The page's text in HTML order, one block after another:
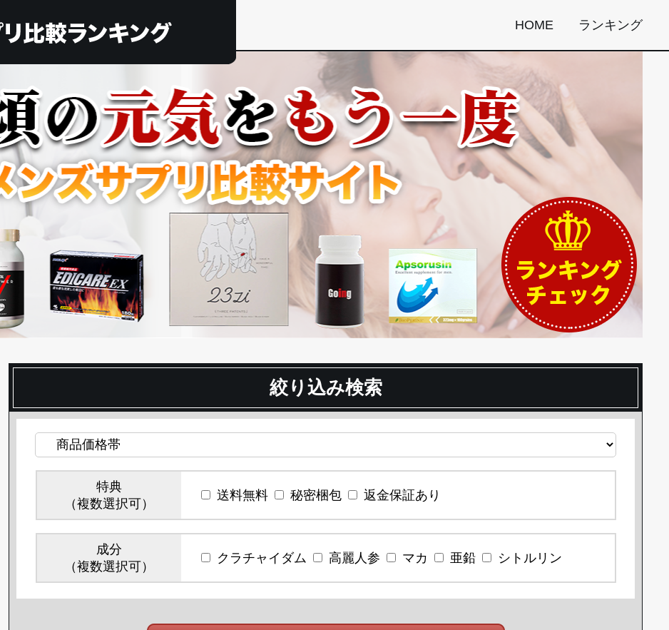
HOME ランキング
絞り込み検索
特典
（複数選択可）
送料無料 秘密梱包 返金保証あり
成分
（複数選択可）
クラチャイダム 高麗人参 マカ 亜鉛 シトルリン